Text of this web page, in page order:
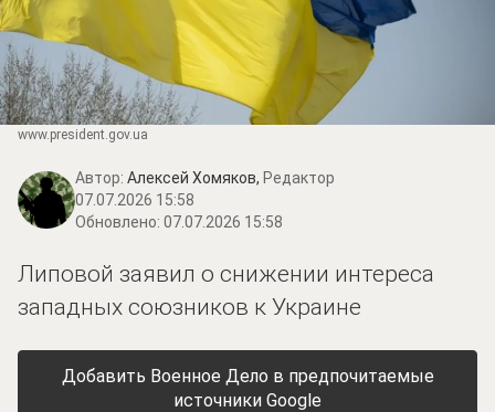
www.prеsidеnt.gоv.uа
Автор: Алексей Хомяков, Редактор
07.07.2026 15:58
Обновлено: 07.07.2026 15:58
Липовой заявил о снижении интереса
западных союзников к Украине
Добавить Военное Дело в предпочитаемые
источники Google